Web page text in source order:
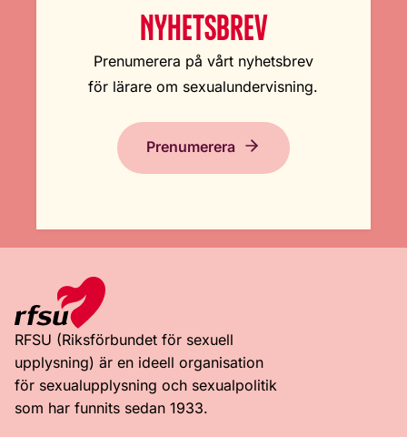
NYHETSBREV
Prenumerera på vårt nyhetsbrev
för lärare om sexualundervisning.
Prenumerera
RFSU (Riksförbundet för sexuell
upplysning) är en ideell organisation
för sexualupplysning och sexualpolitik
som har funnits sedan 1933.